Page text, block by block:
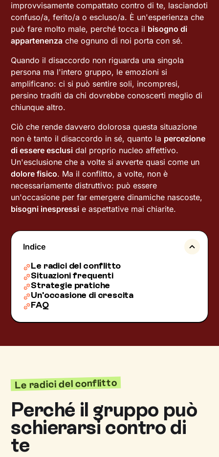
improvvisamente compattato contro di te, lasciandoti
confuso/a, ferito/a o escluso/a. È un'esperienza che
può fare molto male, perché tocca il bisogno di
appartenenza che ognuno di noi porta con sé.
Quando il disaccordo non riguarda una singola
persona ma l'intero gruppo, le emozioni si
amplificano: ci si può sentire soli, incompresi,
persino traditi da chi dovrebbe conoscerti meglio di
chiunque altro.
Ciò che rende davvero dolorosa questa situazione
non è tanto il disaccordo in sé, quanto la percezione
di essere esclusi dal proprio nucleo affettivo.
Un'esclusione che a volte si avverte quasi come un
dolore fisico. Ma il conflitto, a volte, non è
necessariamente distruttivo: può essere
un'occasione per far emergere dinamiche nascoste,
bisogni inespressi e aspettative mai chiarite.
Indice
Le radici del conflitto
Situazioni frequenti
Strategie pratiche
Un'occasione di crescita
FAQ
Le radici del conflitto
Perché il gruppo può
schierarsi contro di
te